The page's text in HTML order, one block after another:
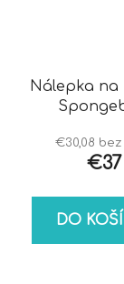
Nálepka na
€30,08 bez
€37
DO